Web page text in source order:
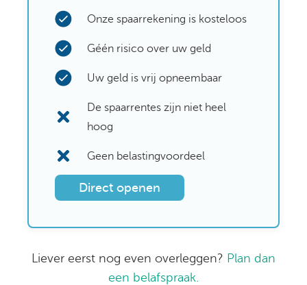
Onze spaarrekening is kosteloos​
Géén risico over uw geld​
Uw geld is vrij opneembaar​
De spaarrentes zijn niet heel
hoog
Geen belastingvoordeel
Direct openen
Liever eerst nog even overleggen? Plan dan
een belafspraak.